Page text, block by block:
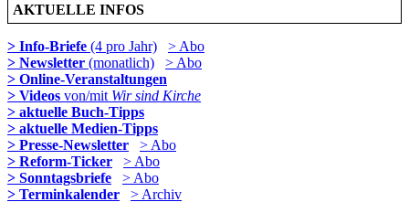
AKTUELLE INFOS
> Info-Briefe (4 pro Jahr)
> Abo
> Newsletter (monatlich)
> Abo
> Online-Veranstaltungen
> Videos von/mit Wir sind Kirche
> aktuelle Buch-Tipps
> aktuelle Medien-Tipps
> Presse-Newsletter
> Abo
> Reform-Ticker
> Abo
> Sonntagsbriefe
> Abo
> Terminkalender
> Archiv